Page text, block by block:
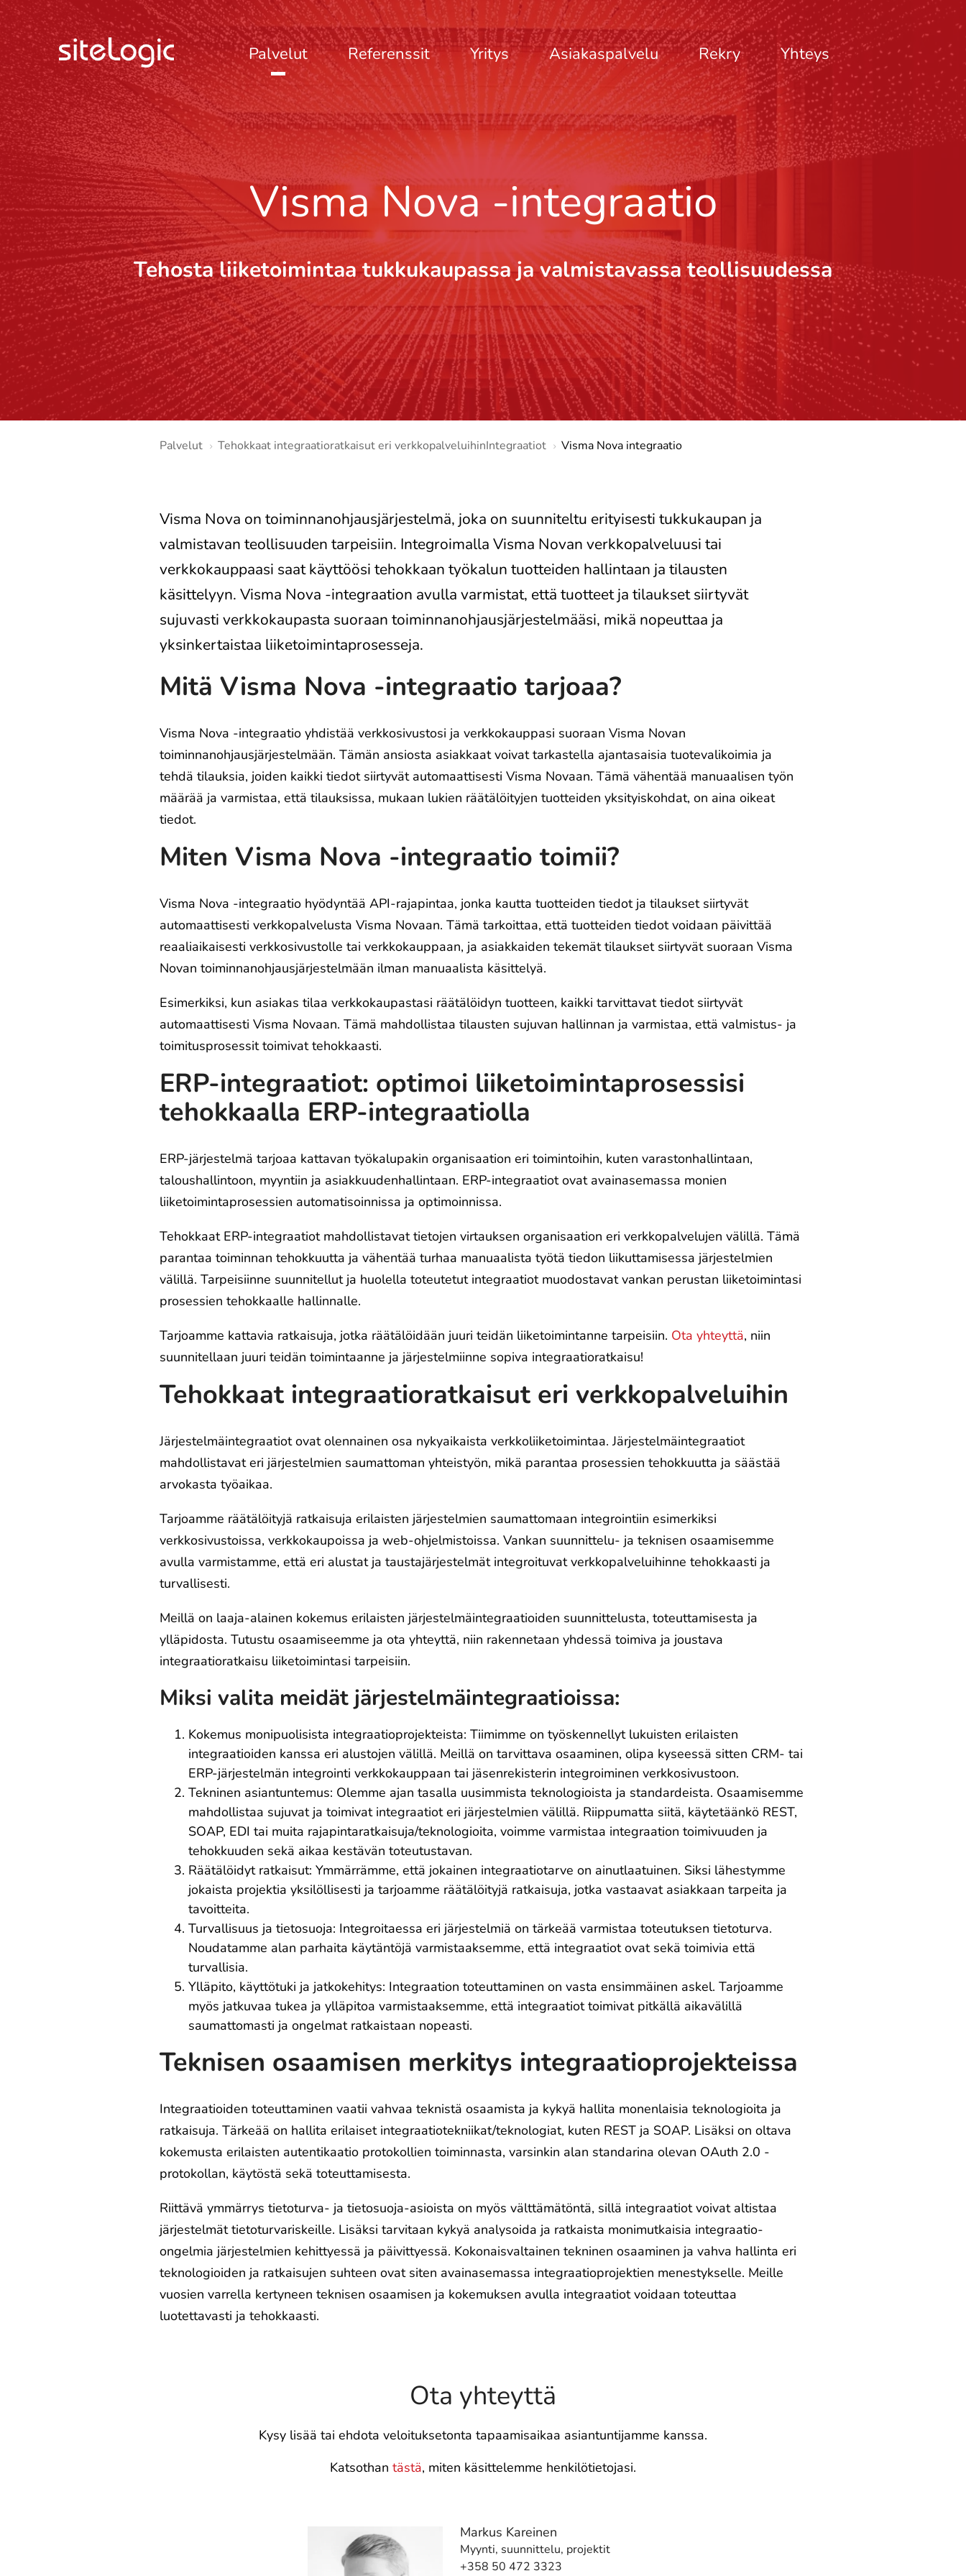
Palvelut Referenssit Yritys Asiakaspalvelu Rekry Yhteys
Visma Nova -integraatio
Tehosta liiketoimintaa tukkukaupassa ja valmistavassa teollisuudessa
Palvelut Tehokkaat integraatioratkaisut eri verkkopalveluihinIntegraatiot Visma Nova integraatio
Visma Nova on toiminnanohjausjärjestelmä, joka on suunniteltu erityisesti tukkukaupan ja
valmistavan teollisuuden tarpeisiin. Integroimalla Visma Novan verkkopalveluusi tai
verkkokauppaasi saat käyttöösi tehokkaan työkalun tuotteiden hallintaan ja tilausten
käsittelyyn. Visma Nova -integraation avulla varmistat, että tuotteet ja tilaukset siirtyvät
sujuvasti verkkokaupasta suoraan toiminnanohjausjärjestelmääsi, mikä nopeuttaa ja
yksinkertaistaa liiketoimintaprosesseja.
Mitä Visma Nova -integraatio tarjoaa?
Visma Nova -integraatio yhdistää verkkosivustosi ja verkkokauppasi suoraan Visma Novan
toiminnanohjausjärjestelmään. Tämän ansiosta asiakkaat voivat tarkastella ajantasaisia tuotevalikoimia ja
tehdä tilauksia, joiden kaikki tiedot siirtyvät automaattisesti Visma Novaan. Tämä vähentää manuaalisen työn
määrää ja varmistaa, että tilauksissa, mukaan lukien räätälöityjen tuotteiden yksityiskohdat, on aina oikeat
tiedot.
Miten Visma Nova -integraatio toimii?
Visma Nova -integraatio hyödyntää API-rajapintaa, jonka kautta tuotteiden tiedot ja tilaukset siirtyvät
automaattisesti verkkopalvelusta Visma Novaan. Tämä tarkoittaa, että tuotteiden tiedot voidaan päivittää
reaaliaikaisesti verkkosivustolle tai verkkokauppaan, ja asiakkaiden tekemät tilaukset siirtyvät suoraan Visma
Novan toiminnanohjausjärjestelmään ilman manuaalista käsittelyä.
Esimerkiksi, kun asiakas tilaa verkkokaupastasi räätälöidyn tuotteen, kaikki tarvittavat tiedot siirtyvät
automaattisesti Visma Novaan. Tämä mahdollistaa tilausten sujuvan hallinnan ja varmistaa, että valmistus- ja
toimitusprosessit toimivat tehokkaasti.
ERP-integraatiot: optimoi liiketoimintaprosessisi
tehokkaalla ERP-integraatiolla
ERP-järjestelmä tarjoaa kattavan työkalupakin organisaation eri toimintoihin, kuten varastonhallintaan,
taloushallintoon, myyntiin ja asiakkuudenhallintaan. ERP-integraatiot ovat avainasemassa monien
liiketoimintaprosessien automatisoinnissa ja optimoinnissa.
Tehokkaat ERP-integraatiot mahdollistavat tietojen virtauksen organisaation eri verkkopalvelujen välillä. Tämä
parantaa toiminnan tehokkuutta ja vähentää turhaa manuaalista työtä tiedon liikuttamisessa järjestelmien
välillä. Tarpeisiinne suunnitellut ja huolella toteutetut integraatiot muodostavat vankan perustan liiketoimintasi
prosessien tehokkaalle hallinnalle.
Tarjoamme kattavia ratkaisuja, jotka räätälöidään juuri teidän liiketoimintanne tarpeisiin. Ota yhteyttä, niin
suunnitellaan juuri teidän toimintaanne ja järjestelmiinne sopiva integraatioratkaisu!
Tehokkaat integraatioratkaisut eri verkkopalveluihin
Järjestelmäintegraatiot ovat olennainen osa nykyaikaista verkkoliiketoimintaa. Järjestelmäintegraatiot
mahdollistavat eri järjestelmien saumattoman yhteistyön, mikä parantaa prosessien tehokkuutta ja säästää
arvokasta työaikaa.
Tarjoamme räätälöityjä ratkaisuja erilaisten järjestelmien saumattomaan integrointiin esimerkiksi
verkkosivustoissa, verkkokaupoissa ja web-ohjelmistoissa. Vankan suunnittelu- ja teknisen osaamisemme
avulla varmistamme, että eri alustat ja taustajärjestelmät integroituvat verkkopalveluihinne tehokkaasti ja
turvallisesti.
Meillä on laaja-alainen kokemus erilaisten järjestelmäintegraatioiden suunnittelusta, toteuttamisesta ja
ylläpidosta. Tutustu osaamiseemme ja ota yhteyttä, niin rakennetaan yhdessä toimiva ja joustava
integraatioratkaisu liiketoimintasi tarpeisiin.
Miksi valita meidät järjestelmäintegraatioissa:
Kokemus monipuolisista integraatioprojekteista: Tiimimme on työskennellyt lukuisten erilaisten
integraatioiden kanssa eri alustojen välillä. Meillä on tarvittava osaaminen, olipa kyseessä sitten CRM- tai
ERP-järjestelmän integrointi verkkokauppaan tai jäsenrekisterin integroiminen verkkosivustoon.
Tekninen asiantuntemus: Olemme ajan tasalla uusimmista teknologioista ja standardeista. Osaamisemme
mahdollistaa sujuvat ja toimivat integraatiot eri järjestelmien välillä. Riippumatta siitä, käytetäänkö REST,
SOAP, EDI tai muita rajapintaratkaisuja/teknologioita, voimme varmistaa integraation toimivuuden ja
tehokkuuden sekä aikaa kestävän toteutustavan.
Räätälöidyt ratkaisut: Ymmärrämme, että jokainen integraatiotarve on ainutlaatuinen. Siksi lähestymme
jokaista projektia yksilöllisesti ja tarjoamme räätälöityjä ratkaisuja, jotka vastaavat asiakkaan tarpeita ja
tavoitteita.
Turvallisuus ja tietosuoja: Integroitaessa eri järjestelmiä on tärkeää varmistaa toteutuksen tietoturva.
Noudatamme alan parhaita käytäntöjä varmistaaksemme, että integraatiot ovat sekä toimivia että
turvallisia.
Ylläpito, käyttötuki ja jatkokehitys: Integraation toteuttaminen on vasta ensimmäinen askel. Tarjoamme
myös jatkuvaa tukea ja ylläpitoa varmistaaksemme, että integraatiot toimivat pitkällä aikavälillä
saumattomasti ja ongelmat ratkaistaan nopeasti.
Teknisen osaamisen merkitys integraatioprojekteissa
Integraatioiden toteuttaminen vaatii vahvaa teknistä osaamista ja kykyä hallita monenlaisia teknologioita ja
ratkaisuja. Tärkeää on hallita erilaiset integraatiotekniikat/teknologiat, kuten REST ja SOAP. Lisäksi on oltava
kokemusta erilaisten autentikaatio protokollien toiminnasta, varsinkin alan standarina olevan OAuth 2.0 -
protokollan, käytöstä sekä toteuttamisesta.
Riittävä ymmärrys tietoturva- ja tietosuoja-asioista on myös välttämätöntä, sillä integraatiot voivat altistaa
järjestelmät tietoturvariskeille. Lisäksi tarvitaan kykyä analysoida ja ratkaista monimutkaisia integraatio-
ongelmia järjestelmien kehittyessä ja päivittyessä. Kokonaisvaltainen tekninen osaaminen ja vahva hallinta eri
teknologioiden ja ratkaisujen suhteen ovat siten avainasemassa integraatioprojektien menestykselle. Meille
vuosien varrella kertyneen teknisen osaamisen ja kokemuksen avulla integraatiot voidaan toteuttaa
luotettavasti ja tehokkaasti.
Ota yhteyttä
Kysy lisää tai ehdota veloituksetonta tapaamisaikaa asiantuntijamme kanssa.
Katsothan tästä, miten käsittelemme henkilötietojasi.
Markus Kareinen
Myynti, suunnittelu, projektit
+358 50 472 3323